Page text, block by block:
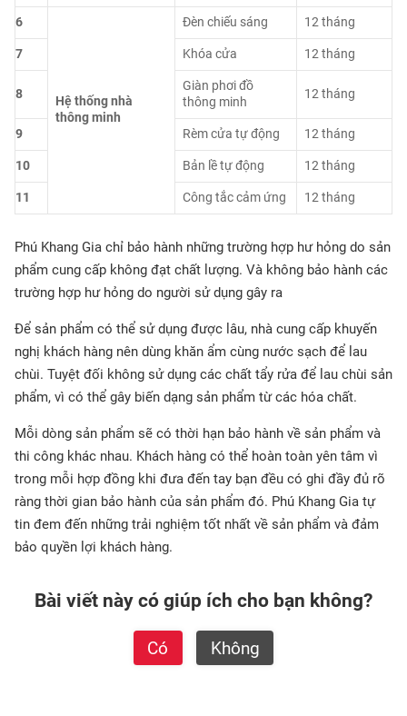
6
Hệ thống nhà
thông minh
Đèn chiếu sáng 12 tháng
7 Khóa cửa 12 tháng
8
Giàn phơi đồ
thông minh
12 tháng
9 Rèm cửa tự động 12 tháng
10 Bản lề tự động 12 tháng
11 Công tắc cảm ứng 12 tháng
Phú Khang Gia chỉ bảo hành những trường hợp hư hỏng do sản
phẩm cung cấp không đạt chất lượng. Và không bảo hành các
trường hợp hư hỏng do người sử dụng gây ra
Để sản phẩm có thể sử dụng được lâu, nhà cung cấp khuyến
nghị khách hàng nên dùng khăn ẩm cùng nước sạch để lau
chùi. Tuyệt đối không sử dụng các chất tẩy rửa để lau chùi sản
phẩm, vì có thể gây biến dạng sản phẩm từ các hóa chất.
Mỗi dòng sản phẩm sẽ có thời hạn bảo hành về sản phẩm và
thi công khác nhau. Khách hàng có thể hoàn toàn yên tâm vì
trong mỗi hợp đồng khi đưa đến tay bạn đều có ghi đầy đủ rõ
ràng thời gian bảo hành của sản phẩm đó. Phú Khang Gia tự
tin đem đến những trải nghiệm tốt nhất về sản phẩm và đảm
bảo quyền lợi khách hàng.
Bài viết này có giúp ích cho bạn không?
Có Không